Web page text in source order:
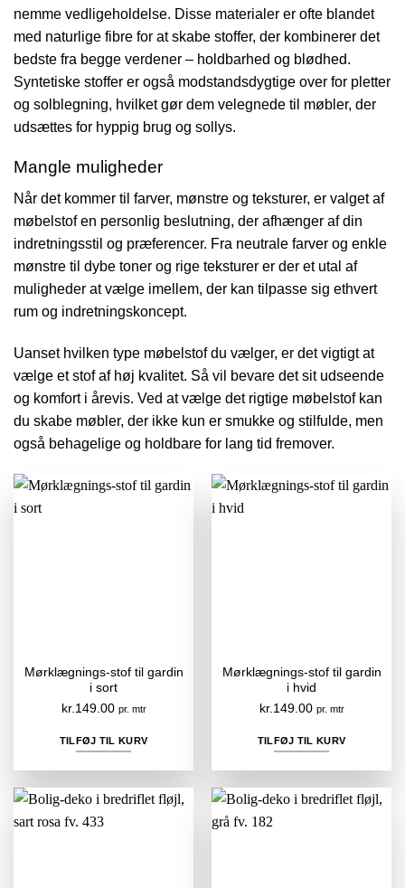
nemme vedligeholdelse. Disse materialer er ofte blandet
med naturlige fibre for at skabe stoffer, der kombinerer det
bedste fra begge verdener – holdbarhed og blødhed.
Syntetiske stoffer er også modstandsdygtige over for pletter
og solblegning, hvilket gør dem velegnede til møbler, der
udsættes for hyppig brug og sollys.
Mangle muligheder
Når det kommer til farver, mønstre og teksturer, er valget af
møbelstof en personlig beslutning, der afhænger af din
indretningsstil og præferencer. Fra neutrale farver og enkle
mønstre til dybe toner og rige teksturer er der et utal af
muligheder at vælge imellem, der kan tilpasse sig ethvert
rum og indretningskoncept.
Uanset hvilken type møbelstof du vælger, er det vigtigt at
vælge et stof af høj kvalitet. Så vil bevare det sit udseende
og komfort i årevis. Ved at vælge det rigtige møbelstof kan
du skabe møbler, der ikke kun er smukke og stilfulde, men
også behagelige og holdbare for lang tid fremover.
Mørklægnings-stof til gardin
i sort
kr. 149.00 pr. mtr
TILFØJ TIL KURV
Mørklægnings-stof til gardin
i hvid
kr. 149.00 pr. mtr
TILFØJ TIL KURV